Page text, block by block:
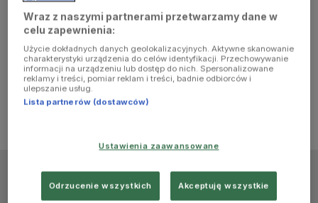
console for
more
information)
Wraz z naszymi partnerami przetwarzamy dane w
celu zapewnienia:
Użycie dokładnych danych geolokalizacyjnych. Aktywne skanowanie
charakterystyki urządzenia do celów identyfikacji. Przechowywanie
informacji na urządzeniu lub dostęp do nich. Spersonalizowane
reklamy i treści, pomiar reklam i treści, badnie odbiorców i
ulepszanie usług.
Lista partnerów (dostawców)
Ustawienia zaawansowane
Odrzucenie wszystkich Akceptuję wszystkie